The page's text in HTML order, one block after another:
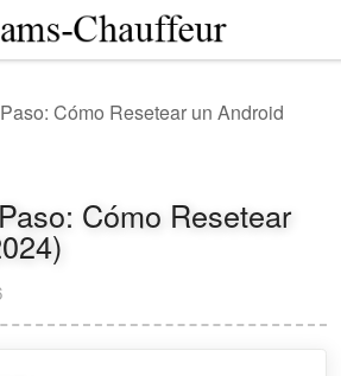
Cómo Resetear un Android
Cómo Resetear